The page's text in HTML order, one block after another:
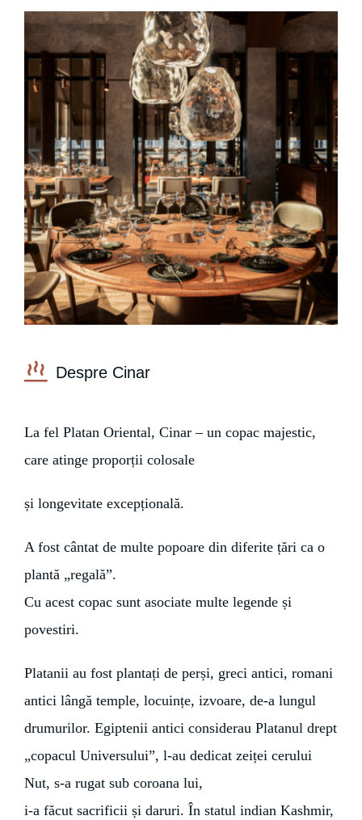
Despre Cinar
La fel Platan Oriental, Cinar – un copac majestic,
care atinge proporții colosale
și longevitate excepțională.
A fost cântat de multe popoare din diferite țări ca o
plantă „regală”.
Cu acest copac sunt asociate multe legende și
povestiri.
Platanii au fost plantați de perși, greci antici, romani
antici lângă temple, locuințe, izvoare, de-a lungul
drumurilor. Egiptenii antici considerau Platanul drept
„copacul Universului”, l-au dedicat zeiței cerului
Nut, s-a rugat sub coroana lui,
i-a făcut sacrificii și daruri. În statul indian Kashmir,